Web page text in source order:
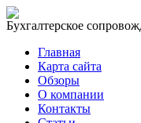
Бухгалтерское
Главная
Карта сайта
Обзоры
О компании
Контакты